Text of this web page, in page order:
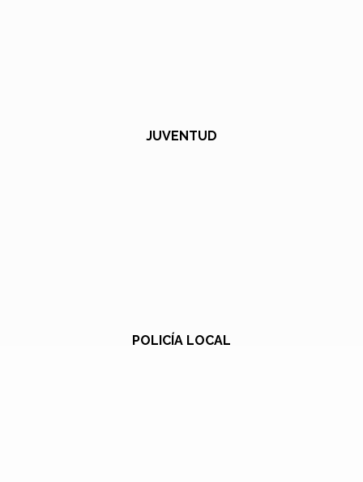
JUVENTUD
POLICÍA LOCAL